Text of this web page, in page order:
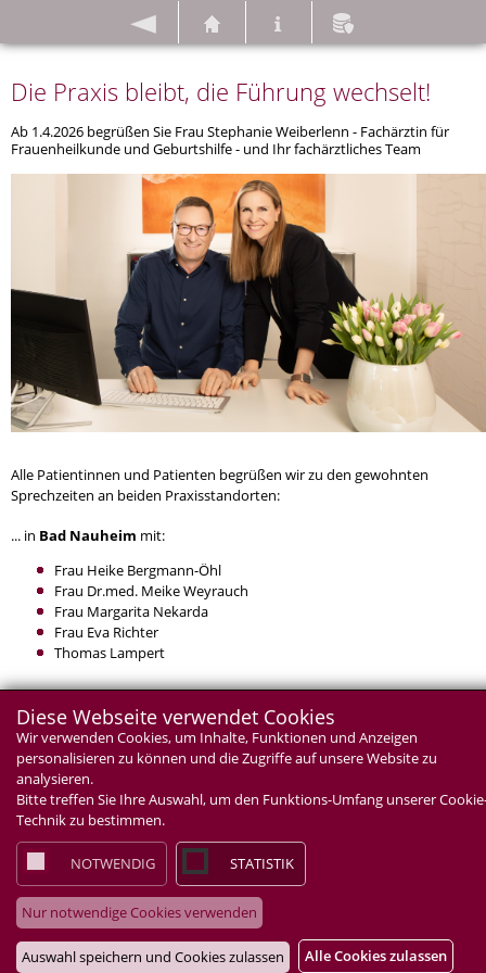
Diese Webseite verwendet Cookies
Wir verwenden Cookies, um Inhalte, Funktionen und Anzeigen
personalisieren zu können und die Zugriffe auf unsere Website zu
analysieren.
Bitte treffen Sie Ihre Auswahl, um den Funktions-Umfang unserer
Technik zu bestimmen.
NOTWENDIG STATISTIK
Nur notwendige Cookies verwenden
Auswahl speichern und Cookies zulassen Alle Cookies zulassen
Die Praxis bleibt, die Führung wechselt!
Ab 1.4.2026 begrüßen Sie Frau Stephanie Weiberlenn - Fachärztin für
Frauenheilkunde und Geburtshilfe - und Ihr fachärztliches Team
Alle Patientinnen und Patienten begrüßen wir zu den gewohnten
Sprechzeiten an beiden Praxisstandorten:
... in Bad Nauheim mit:
Frau Heike Bergmann-Öhl
Frau Dr.med. Meike Weyrauch
Frau Margarita Nekarda
Frau Eva Richter
Thomas Lampert
Frau Dr.med. Katrin Jungfleisch
Frau Dr.med. Martina Wokan
Sie wollen mehr erfahren, dann klicken Sie hier .....
top